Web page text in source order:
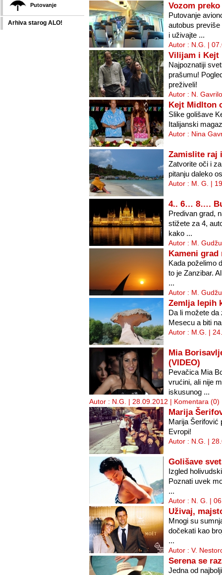
Putovanje
Arhiva starog ALO!
Vozom
Putovanje
autobus
i uživajte ...
Autor : N.G. |
Vilijam i Kejt
Najpoznatiji
prašumu!
preživeli!
Autor : N.
Kejt Midlton
Slike golišave
Italijanski
Autor : Nina
Zamislite raj
Zatvorite oči i
pitanju daleko
Autor : M. G. |
4.. 6… 8….
Predivan grad,
stižete za 4,
kako ...
Autor : M.
Kameni grad
Kada poželimo
to je Zanzibar.
...
Autor : M.
Zemlja lepih
Da li možete da
Mesecu a biti
Autor : M.G. |
Mia
(VIDEO)
Pevačica Mia
vrućini, ali nije
iskusunog ...
Autor : N.G. | 28.09.2012 | Komentara (0)
Marija
Marija Šerifović
Evropi!
Autor : N.G. |
Golišave
Izgled
Poznati uvek
...
Autor : N. G. |
Uživaj,
Mnogi su
dočekati kao
...
Autor : V.
Serena se
Jedna od